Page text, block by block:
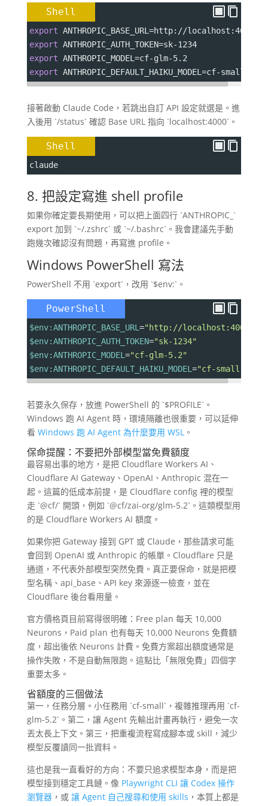
Shell
export ANTHROPIC_BASE_URL =http://localhost:4000
export ANTHROPIC_AUTH_TOKEN=sk-1234
export ANTHROPIC_MODEL =cf-glm-5.2
export ANTHROPIC_DEFAULT_HAIKU_MODEL =cf-small
接著啟動 Claude Code，若跳出自訂 API 設定就選是。進
入後用 `/status` 確認 Base URL 指向 `localhost:4000`。
Shell
claude
8. 把設定寫進 shell profile
如果你確定要長期使用，可以把上面四行 `ANTHROPIC_`
export 加到 `~/.zshrc` 或 `~/.bashrc`。我會建議先手動
跑幾次確認沒有問題，再寫進 profile。
Windows PowerShell 寫法
PowerShell 不用 `export`，改用 `$env:`。
PowerShell
$env:ANTHROPIC_BASE_URL ="http://localhost:4000"
$env:ANTHROPIC_AUTH_TOKEN="sk-1234"
$env:ANTHROPIC_MODEL ="cf-glm-5.2"
$env:ANTHROPIC_DEFAULT_HAIKU_MODEL ="cf-small"
若要永久保存，放進 PowerShell 的 `$PROFILE`。
Windows 跑 AI Agent 時，環境隔離也很重要，可以延伸
看 Windows 跑 AI Agent 為什麼要用 WSL。
保命提醒：不要把外部模型當免費額度
最容易出事的地方，是把 Cloudflare Workers AI、
Cloudflare AI Gateway、OpenAI、Anthropic 混在一
起。這篇的低成本前提，是 Cloudflare config 裡的模型
走 `@cf/` 開頭，例如 `@cf/zai-org/glm-5.2`。這類模型用
的是 Cloudflare Workers AI 額度。
如果你把 Gateway 接到 GPT 或 Claude，那些請求可能
會回到 OpenAI 或 Anthropic 的帳單。Cloudflare 只是
通道，不代表外部模型突然免費。真正要保命，就是把模
型名稱、api_base、API key 來源逐一檢查，並在
Cloudflare 後台看用量。
官方價格頁目前寫得很明確：Free plan 每天 10,000
Neurons，Paid plan 也有每天 10,000 Neurons 免費額
度，超出後依 Neurons 計費。免費方案超出額度通常是
操作失敗，不是自動無限跑。這點比「無限免費」四個字
重要太多。
省額度的三個做法
第一，任務分層。小任務用 `cf-small`，複雜推理再用 `cf-
glm-5.2`。第二，讓 Agent 先輸出計畫再執行，避免一次
丟太長上下文。第三，把重複流程寫成腳本或 skill，減少
模型反覆讀同一批資料。
這也是我一直看好的方向：不要只追求模型本身，而是把
模型接到穩定工具鏈。像 Playwright CLI 讓 Codex 操作
瀏覽器，或 讓 Agent 自己搜尋和使用 skills ，本質上都是